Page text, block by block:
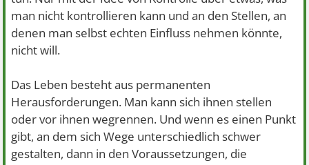
man nicht kontrollieren kann und an den Stellen, an
denen man selbst echten Einfluss nehmen könnte,
nicht will.
Das Leben besteht aus permanenten
Herausforderungen. Man kann sich ihnen stellen
oder vor ihnen wegrennen. Und wenn es einen Punkt
gibt, an dem sich Wege unterschiedlich schwer
gestalten, dann in den Voraussetzungen, die